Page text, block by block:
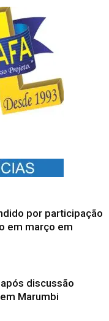
por participação
em março em
discussão
Marumbi